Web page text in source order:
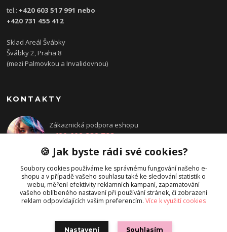
tel.: +420 603 517 991 nebo
+420 731 455 412
Sklad Areál Švábky
Švábky 2, Praha 8
(mezi Palmovkou a Invalidovnou)
KONTAKTY
Zákaznická podpora eshopu
+420 608 832 783
objednavka@directions.cz
🍪 Jak byste rádi své cookies?
Soubory cookies používáme ke správnému fungování našeho e-
shopu a v případě vašeho souhlasu také ke sledování statistik o
webu, měření efektivity reklamních kampaní, zapamatování
vašeho oblíbeného nastavení při používání stránek, či zobrazení
reklam odpovídajících vašim preferencím. Více k využití cookies
Nastavení Souhlasím